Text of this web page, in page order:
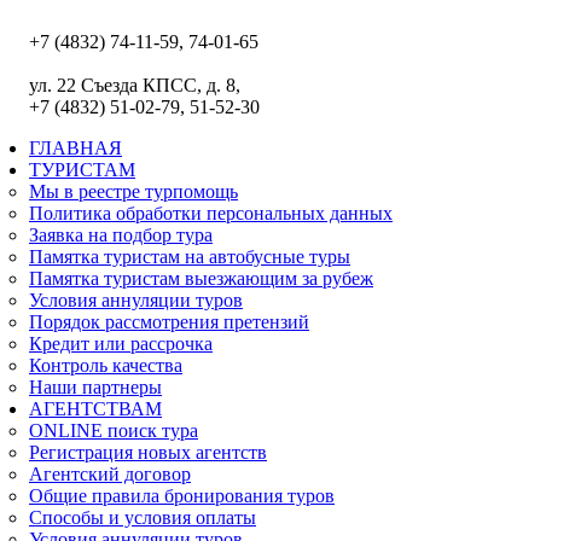
+7 (4832) 74-11-59, 74-01-65
ул. 22 Съезда КПСС, д. 8,
+7 (4832) 51-02-79, 51-52-30
ГЛАВНАЯ
ТУРИСТАМ
Мы в реестре турпомощь
Политика обработки персональных данных
Заявка на подбор тура
Памятка туристам на автобусные туры
Памятка туристам выезжающим за рубеж
Условия аннуляции туров
Порядок рассмотрения претензий
Кредит или рассрочка
Контроль качества
Наши партнеры
АГЕНТСТВАМ
ONLINE поиск тура
Регистрация новых агентств
Агентский договор
Общие правила бронирования туров
Способы и условия оплаты